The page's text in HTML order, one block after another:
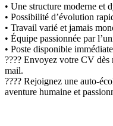
• Une structure moderne et
• Possibilité d’évolution
• Travail varié et jamais
• Équipe passionnée par
• Poste disponible
???? Envoyez votre CV dès
mail.
???? Rejoignez une auto-
aventure humaine et